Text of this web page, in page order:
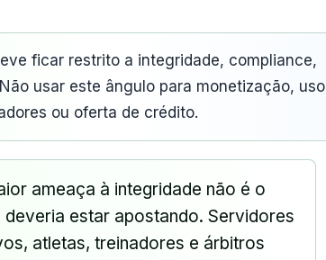
ficar restrito a integridade, compliance,
usar este ângulo para monetização, uso
ou oferta de crédito.
ameaça à integridade não é o
estar apostando. Servidores
atletas, treinadores e árbitros